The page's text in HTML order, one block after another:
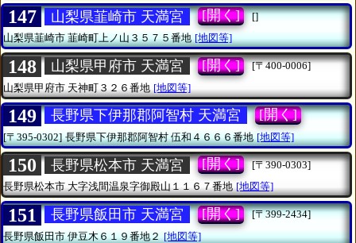
147 山梨県韮崎市 天満宮 [開く]
[]
山梨県韮崎市韮崎町上ノ山３５７５番地 [地図等]
148 山梨県甲府市 天満宮 [開く]
[〒400-0006]
山梨県甲府市 天神町３２６番地 [地図等]
149 長野県下伊那郡阿智村 天満宮 [開く]
[〒395-0302] 長野県下伊那郡阿智村伍和４６６６番地 [地図等]
150 長野県松本市 天満宮 [開く]
[〒390-0303]
長野県松本市大字浅間温泉字御殿山１１６７番地 [地図等]
151 長野県飯田市 天満宮 [開く]
[〒399-2434]
長野県飯田市伊豆木６１９番地２ [地図等]